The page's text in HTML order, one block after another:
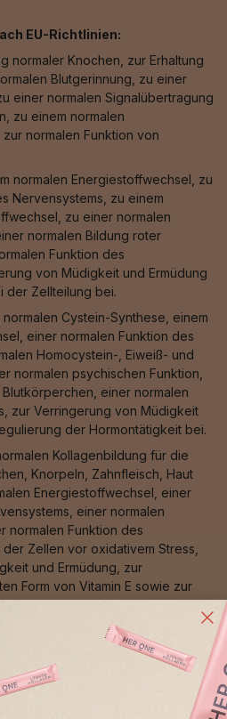
EU-Richtlinien:
normaler Knochen, zur Erhaltung
Blutgerinnung, zu einer
einer normalen Signalübertragung
zu einem normalen
normalen Funktion von
normalen Energiestoffwechsel, zu
Nervensystems, zu einem
zu einer normalen
normalen Bildung roter
Funktion des
von Müdigkeit und Ermüdung
der Zellteilung bei.
Cystein-Synthese, einem
einer normalen Funktion des
Homocystein-, Eiweiß- und
normalen psychischen Funktion,
einer normalen
zur Verringerung von Müdigkeit
der Hormontätigkeit bei.
Kollagenbildung für die
Knorpeln, Zahnfleisch, Haut
Energiestoffwechsel, einer
einer normalen
normalen Funktion des
der Zellen vor oxidativem Stress,
und Ermüdung, zur
Form von Vitamin E sowie zur
bei.
normaler Knochen, zu einer
zum Schutz der Zellen vor
normalen
Zellen vor oxidativem Stress, zu